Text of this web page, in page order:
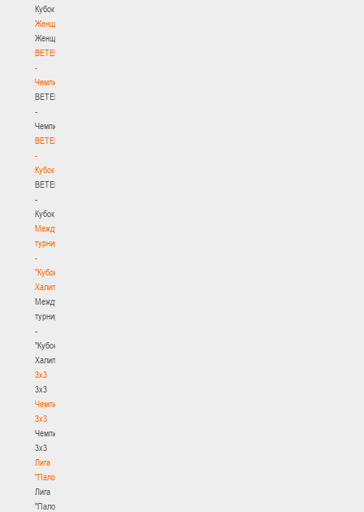
Кубок
Женщины
Женщины
BETERA
-
Чемпионат
BETERA
-
Чемпионат
BETERA
-
Кубок
BETERA
-
Кубок
Международный
турнир
-
"Кубок
Халипского"
Международный
турнир
-
"Кубок
Халипского"
3x3
3x3
Чемпионат
3х3
Чемпионат
3х3
Лига
"Палова"
Лига
"Палова"